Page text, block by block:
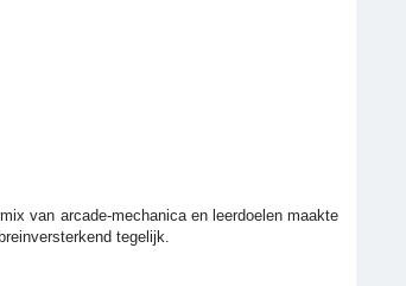
van arcade-mechanica en leerdoelen maakte
tegelijk.